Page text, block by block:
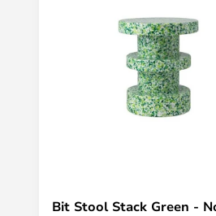
Bit Stool Stack Green -